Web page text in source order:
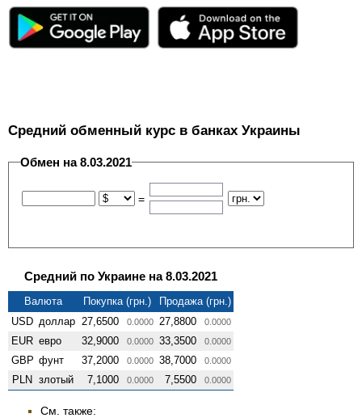
Средний обменный курс в банках Украины
Обмен на 8.03.2021
=
Средний по Украине на 8.03.2021
Валюта Покупка (грн.)
Продажа (грн.)
USD доллар 27,6500 0.0000 27,8800 0.0000
EUR евро 32,9000 0.0000 33,3500 0.0000
GBP фунт 37,2000 0.0000 38,7000 0.0000
PLN злотый 7,1000 0.0000 7,5500 0.0000
См. также: